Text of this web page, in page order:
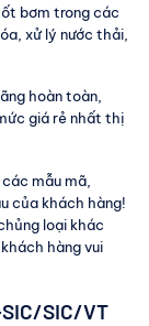
bơm trong các
xử lý nước thải,
hoàn toàn,
giá rẻ nhất thị
mẫu mã,
của khách hàng!
loại khác
hàng vui
SIC/VT